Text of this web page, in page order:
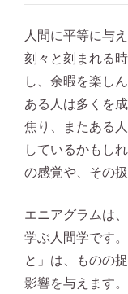
人間に平等に与
刻々と刻まれる
し、余暇を楽し
ある人は多くを
焦り、またある
しているかもし
の感覚や、その
エニアグラムは
学ぶ人間学です
と」は、ものの
影響を与えます